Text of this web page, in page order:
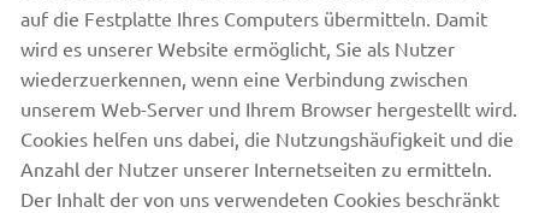
auf die Festplatte Ihres Computers übermitteln. Damit
wird es unserer Website ermöglicht, Sie als Nutzer
wiederzuerkennen, wenn eine Verbindung zwischen
unserem Web-Server und Ihrem Browser hergestellt wird.
Cookies helfen uns dabei, die Nutzungshäufigkeit und die
Anzahl der Nutzer unserer Internetseiten zu ermitteln.
Der Inhalt der von uns verwendeten Cookies beschränkt